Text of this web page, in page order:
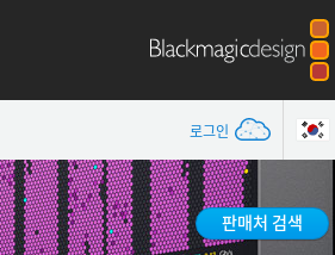
로그인
판매처 검색